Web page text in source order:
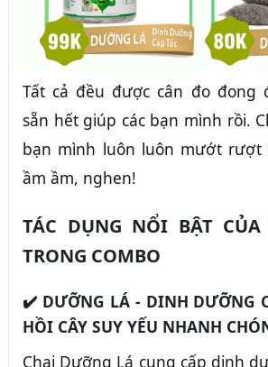
Tất cả đều được cân đo đong
sẵn hết giúp các bạn mình rồi.
bạn mình luôn luôn mướt rượt
ầm ầm, nghen!
TÁC DỤNG NỔI BẬT
TRONG COMBO
✔️ DƯỠNG LÁ - DINH DƯỠNG
HỒI CÂY SUY YẾU NHANH
Chai Dưỡng Lá cung cấp dinh